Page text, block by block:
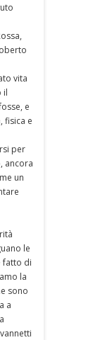
vita
il
e
fisica e
per
ancora
un
le
fatto di
la
sono
a